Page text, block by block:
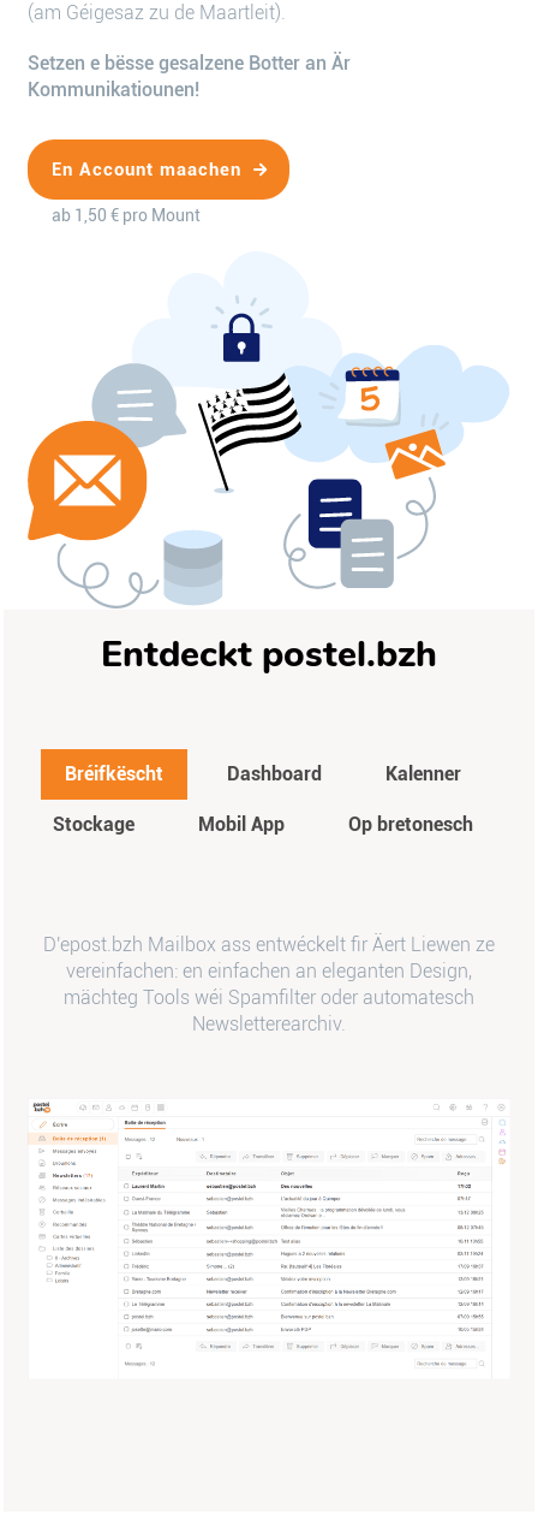
(am Géigesaz zu de Maartleit).
Setzen e bësse gesalzene Botter an Är
Kommunikatiounen!
En Account maachen
ab 1,50 € pro Mount
Entdeckt postel.bzh
Bréifkëscht Dashboard Kalenner
Stockage Mobil App Op bretonesch
D'epost.bzh Mailbox ass entwéckelt fir Äert Liewen ze
vereinfachen: en einfachen an eleganten Design,
mächteg Tools wéi Spamfilter oder automatesch
Newsletterearchiv.